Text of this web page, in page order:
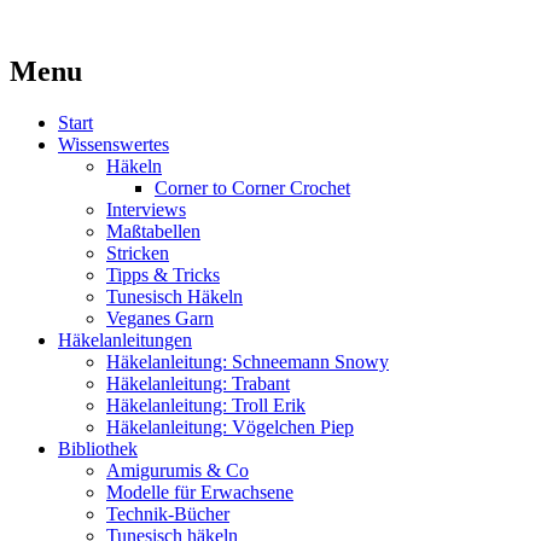
MissKnitness
Kaufst du noch oder strickst du schon?
Menu
Skip
Start
Wissenswertes
Häkeln
Corner to Corner Crochet
Interviews
Maßtabellen
Stricken
Tipps & Tricks
Tunesisch Häkeln
Veganes Garn
Häkelanleitungen
Häkelanleitung: Schneemann Snowy
Häkelanleitung: Trabant
Häkelanleitung: Troll Erik
Häkelanleitung: Vögelchen Piep
Bibliothek
Amigurumis & Co
Modelle für Erwachsene
Technik-Bücher
Tunesisch häkeln